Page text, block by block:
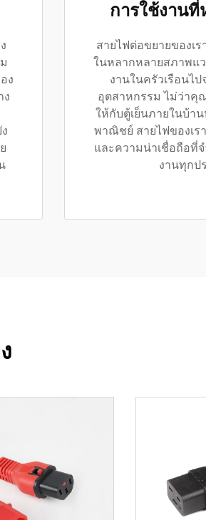
ง
ง
การใช้งาน
สายไฟต่อขยายของเ
ในหลากหลายสภาพแ
งานในครัวเรือนไ
อุตสาหกรรม ไม่ว่าคุ
ให้กับตู้เย็นภายในบ้า
พาณิชย์ สายไฟของเร
และความน่าเชื่อถือที่
งานทุกป